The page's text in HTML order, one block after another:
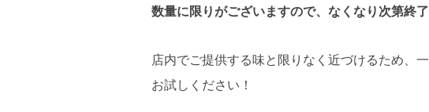
数量に限りがございますので、なくなり次第終了
店内でご提供する味と限りなく近づけるため、
お試しください！